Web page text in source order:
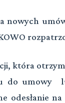
nowych
która
do umowy
odesłanie